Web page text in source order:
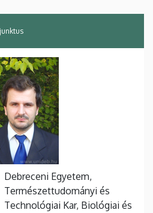
Debreceni Egyetem,
Természettudományi és
Technológiai Kar, Biológiai és